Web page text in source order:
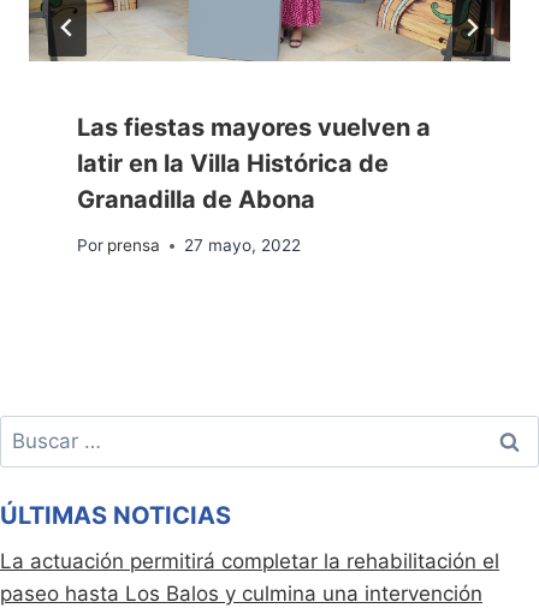
Las fiestas mayores vuelven a
latir en la Villa Histórica de
Granadilla de Abona
Por prensa 27 mayo, 2022
Buscar:
ÚLTIMAS NOTICIAS
La actuación permitirá completar la rehabilitación el
paseo hasta Los Balos y culmina una intervención